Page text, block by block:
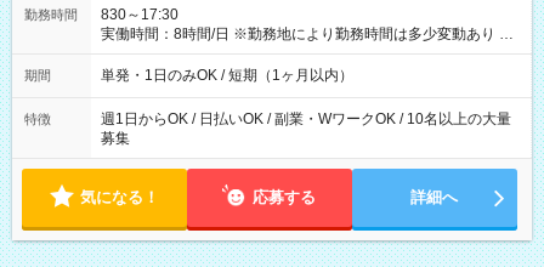
トから社員雇用までのキャリアアップを楽しめるスキームをご
用意しております☆ 【試用期間】試用期間なし
勤務時間
830～17:30
実働時間：8時間/日 ※勤務地により勤務時間は多少変動あり ◆
希望のシフトで働ける！ 希望の勤務日数がありましたらご相談
下さい。 週1日、月1日～の勤務OKです 夜勤・深夜のお仕事も
期間 単発・1日のみOK / 短期（1ヶ月以内）
特徴
週1日からOK / 日払いOK / 副業・WワークOK / 10名以上の大量
募集
気になる！ 応募する 詳細へ